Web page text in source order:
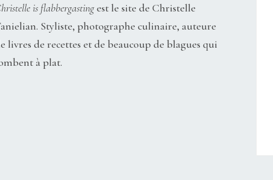
is flabbergastingest le site de Christelle
Styliste, photographe culinaire, auteure
livres de recettes et de beaucoup de blagues qui
à plat.